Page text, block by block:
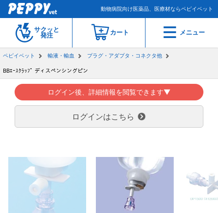
動物病院向け医薬品、医療材ならペピイベット
サクッと
発注
カート メニュー
ペピイベット 輸液・輸血 プラグ・アダプタ・コネクタ他
BBｴｰｽｸﾗｯﾌﾟ ディスペンシングピン
ログイン後、詳細情報を閲覧できます▼
ログインはこちら